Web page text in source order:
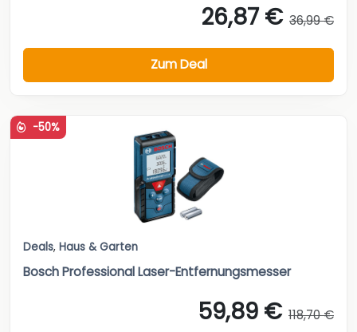
26,87 € 36,99 €
Zum Deal
-50%
Deals, Haus & Garten
Bosch Professional Laser-Entfernungsmesser
59,89 € 118,70 €